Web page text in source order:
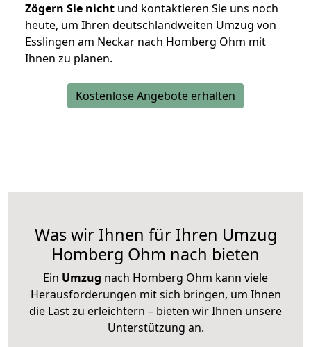
Zögern Sie nicht und kontaktieren Sie uns noch
heute, um Ihren deutschlandweiten Umzug von
Esslingen am Neckar nach Homberg Ohm mit
Ihnen zu planen.
Kostenlose Angebote erhalten
Was wir Ihnen für Ihren Umzug
Homberg Ohm nach bieten
Ein Umzug nach Homberg Ohm kann viele
Herausforderungen mit sich bringen, um Ihnen
die Last zu erleichtern – bieten wir Ihnen unsere
Unterstützung an.